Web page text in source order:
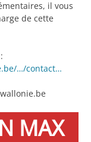
il vous
de cette
…/contact…
MAX